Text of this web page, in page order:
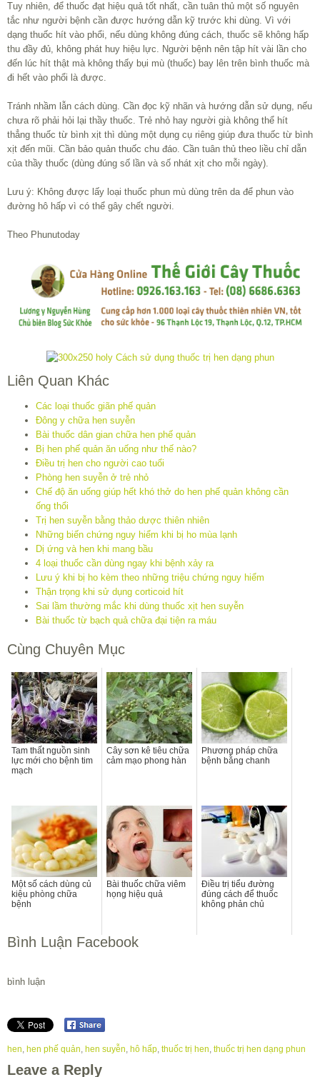
Tuy nhiên, để thuốc đạt hiệu quả tốt nhất, cần tuân thủ một số nguyên
tắc như người bệnh cần được hướng dẫn kỹ trước khi dùng. Vì với
dạng thuốc hít vào phổi, nếu dùng không đúng cách, thuốc sẽ không hấp
thu đầy đủ, không phát huy hiệu lực. Người bệnh nên tập hít vài lần cho
đến lúc hít thật mà không thấy bụi mù (thuốc) bay lên trên bình thuốc mà
đi hết vào phổi là được.
Tránh nhầm lẫn cách dùng. Cần đọc kỹ nhãn và hướng dẫn sử dụng, nếu
chưa rõ phải hỏi lại thầy thuốc. Trẻ nhỏ hay người già không thể hít
thẳng thuốc từ bình xịt thì dùng một dụng cụ riêng giúp đưa thuốc từ bình
xịt đến mũi. Cần bảo quản thuốc chu đáo. Cần tuân thủ theo liều chỉ dẫn
của thầy thuốc (dùng đúng số lần và số nhát xịt cho mỗi ngày).
Lưu ý: Không được lấy loại thuốc phun mù dùng trên da để phun vào
đường hô hấp vì có thể gây chết người.
Theo Phunutoday
Liên Quan Khác
Các loại thuốc giãn phế quản
Đông y chữa hen suyễn
Bài thuốc dân gian chữa hen phế quản
Bị hen phế quản ăn uống như thế nào?
Điều trị hen cho người cao tuổi
Phòng hen suyễn ở trẻ nhỏ
Chế độ ăn uống giúp hết khó thở do hen phế quản không cần
ống thổi
Trị hen suyễn bằng thảo dược thiên nhiên
Những biến chứng nguy hiểm khi bị ho mùa lạnh
Dị ứng và hen khi mang bầu
4 loại thuốc cần dùng ngay khi bệnh xảy ra
Lưu ý khi bị ho kèm theo những triệu chứng nguy hiểm
Thận trọng khi sử dụng corticoid hít
Sai lầm thường mắc khi dùng thuốc xịt hen suyễn
Bài thuốc từ bạch quả chữa đại tiện ra máu
Cùng Chuyên Mục
Tam thất nguồn sinh
lực mới cho bệnh tim
mạch
Cây sơn kê tiêu chữa
cảm mạo phong hàn
Phương pháp chữa
bệnh bằng chanh
Một số cách dùng củ
kiệu phòng chữa
bệnh
Bài thuốc chữa viêm
họng hiệu quả
Điều trị tiểu đường
đúng cách để thuốc
không phản chủ
Bình Luận Facebook
bình luận
hen, hen phế quản, hen suyễn, hô hấp, thuốc trị hen, thuốc trị hen dạng phun
Leave a Reply